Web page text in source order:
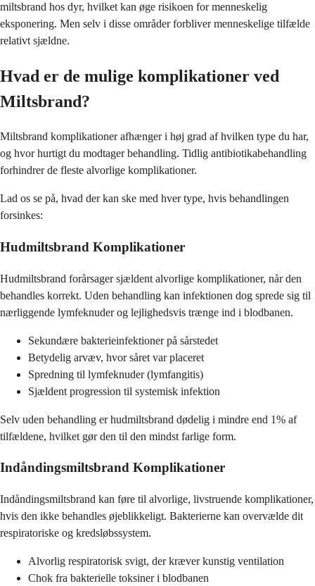
miltsbrand hos dyr, hvilket kan øge risikoen for menneskelig
eksponering. Men selv i disse områder forbliver menneskelige tilfælde
relativt sjældne.
Hvad er de mulige komplikationer ved
Miltsbrand?
Miltsbrand komplikationer afhænger i høj grad af hvilken type du har,
og hvor hurtigt du modtager behandling. Tidlig antibiotikabehandling
forhindrer de fleste alvorlige komplikationer.
Lad os se på, hvad der kan ske med hver type, hvis behandlingen
forsinkes:
Hudmiltsbrand Komplikationer
Hudmiltsbrand forårsager sjældent alvorlige komplikationer, når den
behandles korrekt. Uden behandling kan infektionen dog sprede sig til
nærliggende lymfeknuder og lejlighedsvis trænge ind i blodbanen.
Sekundære bakterieinfektioner på sårstedet
Betydelig arvæv, hvor såret var placeret
Spredning til lymfeknuder (lymfangitis)
Sjældent progression til systemisk infektion
Selv uden behandling er hudmiltsbrand dødelig i mindre end 1% af
tilfældene, hvilket gør den til den mindst farlige form.
Indåndingsmiltsbrand Komplikationer
Indåndingsmiltsbrand kan føre til alvorlige, livstruende komplikationer,
hvis den ikke behandles øjeblikkeligt. Bakterierne kan overvælde dit
respiratoriske og kredsløbssystem.
Alvorlig respiratorisk svigt, der kræver kunstig ventilation
Chok fra bakterielle toksiner i blodbanen